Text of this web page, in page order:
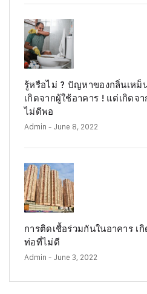
รู้หรือไม่ ? ปัญหาของกลิ่นเหม็
เกิดจากผู้ใช้อาคาร ! แต่เกิดจ
ไม่ดีพอ
Admin - June 8, 2022
การติดเชื้อร่วมกันในอาคาร เ
ท่อที่ไม่ดี
Admin - June 3, 2022